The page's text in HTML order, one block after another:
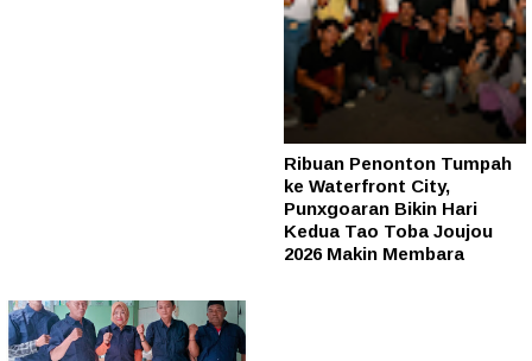
Ribuan Penonton Tumpah
ke Waterfront City,
Punxgoaran Bikin Hari
Kedua Tao Toba Joujou
2026 Makin Membara